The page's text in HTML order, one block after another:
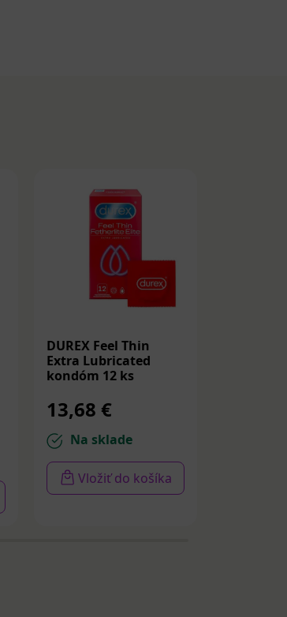
DUREX Feel Thin
Extra Lubricated
kondóm 12 ks
13,68 €
Na sklade
Vložiť do košíka